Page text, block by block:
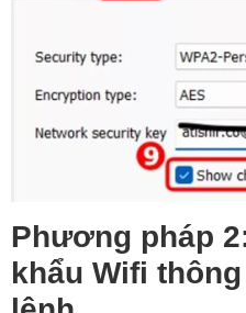
Phương pháp
khẩu Wifi